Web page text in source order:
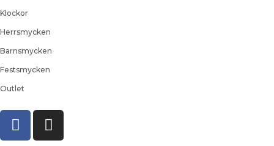
Klockor
Herrsmycken
Barnsmycken
Festsmycken
Outlet